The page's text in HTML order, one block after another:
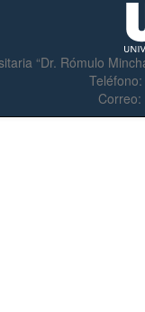
“Dr. Rómulo
Teléfono:
Correo: